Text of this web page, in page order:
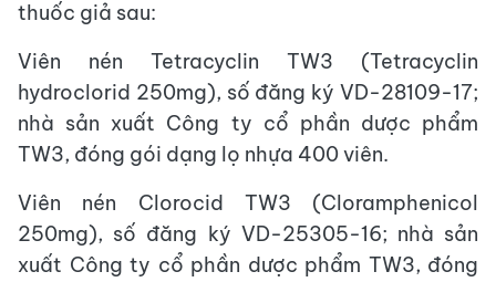
thuốc giả sau:
Viên nén Tetracyclin TW3 (Tetracyclin
hydroclorid 250mg), số đăng ký VD-28109-17;
nhà sản xuất Công ty cổ phần dược phẩm
TW3, đóng gói dạng lọ nhựa 400 viên.
Viên nén Clorocid TW3 (Cloramphenicol
250mg), số đăng ký VD-25305-16; nhà sản
xuất Công ty cổ phần dược phẩm TW3, đóng